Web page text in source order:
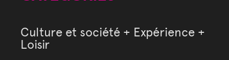
Culture et société + Expérience +
Loisir